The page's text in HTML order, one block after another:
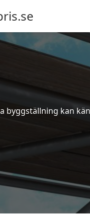
byggställning kan